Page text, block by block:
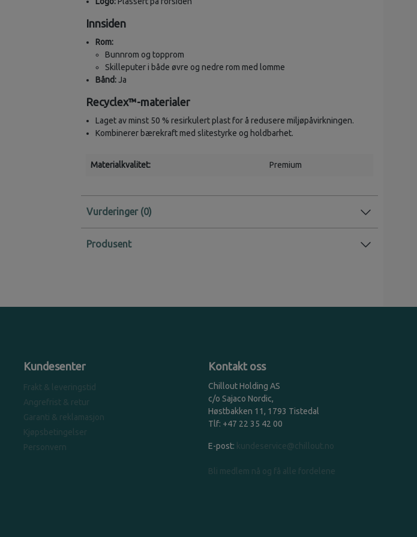
Innsiden
Rom:
Bunnrom og topprom
Skilleputer i både øvre og nedre rom med lomme
Bånd:Ja
Recyclex™-materialer
Laget av minst 50 % resirkulert plast for å redusere miljøpåvirkningen.
Kombinerer bærekraft med slitestyrke og holdbarhet.
Materialkvalitet: Premium
Vurderinger
Produsent
Kundesenter
Frakt & leveringstid
Angrefrist & retur
Garanti & reklamasjon
Kjøpsbetingelser
Personvern
Kontakt oss
Chillout Holding AS
c/o Sajaco Nordic,
Høstbakken 11, 1793 Tistedal
Tlf: +47 22 35 42 00
E-post: kundeservice@chillout.no
Bli medlem nå og få alle fordelene